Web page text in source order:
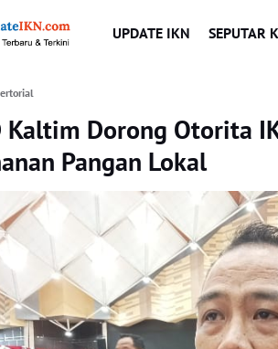
UPDATE IKN SEPUTAR
Kaltim Dorong Otorita
Pangan Lokal